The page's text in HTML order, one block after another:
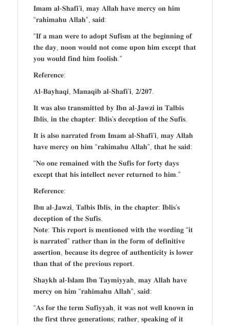
𝐈𝐦𝐚𝐦 𝐚𝐥-𝐒𝐡𝐚𝐟𝐢’𝐢, 𝐦𝐚𝐲 𝐀𝐥𝐥𝐚𝐡 𝐡𝐚𝐯𝐞 𝐦𝐞𝐫𝐜𝐲 𝐨𝐧 𝐡𝐢𝐦
“𝐫𝐚𝐡𝐢𝐦𝐚𝐡𝐮 𝐀𝐥𝐥𝐚𝐡”, 𝐬𝐚𝐢𝐝:
“𝐈𝐟 𝐚 𝐦𝐚𝐧 𝐰𝐞𝐫𝐞 𝐭𝐨 𝐚𝐝𝐨𝐩𝐭 𝐒𝐮𝐟𝐢𝐬𝐦 𝐚𝐭 𝐭𝐡𝐞 𝐛𝐞𝐠𝐢𝐧𝐧𝐢𝐧𝐠 𝐨𝐟
𝐭𝐡𝐞 𝐝𝐚𝐲, 𝐧𝐨𝐨𝐧 𝐰𝐨𝐮𝐥𝐝 𝐧𝐨𝐭 𝐜𝐨𝐦𝐞 𝐮𝐩𝐨𝐧 𝐡𝐢𝐦 𝐞𝐱𝐜𝐞𝐩𝐭 𝐭𝐡𝐚𝐭
𝐲𝐨𝐮 𝐰𝐨𝐮𝐥𝐝 𝐟𝐢𝐧𝐝 𝐡𝐢𝐦 𝐟𝐨𝐨𝐥𝐢𝐬𝐡.”
𝐑𝐞𝐟𝐞𝐫𝐞𝐧𝐜𝐞:
𝐀𝐥-𝐁𝐚𝐲𝐡𝐚𝐪𝐢, 𝐌𝐚𝐧𝐚𝐪𝐢𝐛 𝐚𝐥-𝐒𝐡𝐚𝐟𝐢’𝐢, 𝟐/𝟐𝟎𝟕.
𝐈𝐭 𝐰𝐚𝐬 𝐚𝐥𝐬𝐨 𝐭𝐫𝐚𝐧𝐬𝐦𝐢𝐭𝐭𝐞𝐝 𝐛𝐲 𝐈𝐛𝐧 𝐚𝐥-𝐉𝐚𝐰𝐳𝐢 𝐢𝐧 𝐓𝐚𝐥𝐛𝐢𝐬
𝐈𝐛𝐥𝐢𝐬, 𝐢𝐧 𝐭𝐡𝐞 𝐜𝐡𝐚𝐩𝐭𝐞𝐫: 𝐈𝐛𝐥𝐢𝐬’𝐬 𝐝𝐞𝐜𝐞𝐩𝐭𝐢𝐨𝐧 𝐨𝐟 𝐭𝐡𝐞 𝐒𝐮𝐟𝐢𝐬.
𝐈𝐭 𝐢𝐬 𝐚𝐥𝐬𝐨 𝐧𝐚𝐫𝐫𝐚𝐭𝐞𝐝 𝐟𝐫𝐨𝐦 𝐈𝐦𝐚𝐦 𝐚𝐥-𝐒𝐡𝐚𝐟𝐢’𝐢, 𝐦𝐚𝐲 𝐀𝐥𝐥𝐚𝐡
𝐡𝐚𝐯𝐞 𝐦𝐞𝐫𝐜𝐲 𝐨𝐧 𝐡𝐢𝐦 “𝐫𝐚𝐡𝐢𝐦𝐚𝐡𝐮 𝐀𝐥𝐥𝐚𝐡”, 𝐭𝐡𝐚𝐭 𝐡𝐞 𝐬𝐚𝐢𝐝:
“𝐍𝐨 𝐨𝐧𝐞 𝐫𝐞𝐦𝐚𝐢𝐧𝐞𝐝 𝐰𝐢𝐭𝐡 𝐭𝐡𝐞 𝐒𝐮𝐟𝐢𝐬 𝐟𝐨𝐫 𝐟𝐨𝐫𝐭𝐲 𝐝𝐚𝐲𝐬
𝐞𝐱𝐜𝐞𝐩𝐭 𝐭𝐡𝐚𝐭 𝐡𝐢𝐬 𝐢𝐧𝐭𝐞𝐥𝐥𝐞𝐜𝐭 𝐧𝐞𝐯𝐞𝐫 𝐫𝐞𝐭𝐮𝐫𝐧𝐞𝐝 𝐭𝐨 𝐡𝐢𝐦.”
𝐑𝐞𝐟𝐞𝐫𝐞𝐧𝐜𝐞:
𝐈𝐛𝐧 𝐚𝐥-𝐉𝐚𝐰𝐳𝐢, 𝐓𝐚𝐥𝐛𝐢𝐬 𝐈𝐛𝐥𝐢𝐬, 𝐢𝐧 𝐭𝐡𝐞 𝐜𝐡𝐚𝐩𝐭𝐞𝐫: 𝐈𝐛𝐥𝐢𝐬’𝐬
𝐝𝐞𝐜𝐞𝐩𝐭𝐢𝐨𝐧 𝐨𝐟 𝐭𝐡𝐞 𝐒𝐮𝐟𝐢𝐬.
𝐍𝐨𝐭𝐞: 𝐓𝐡𝐢𝐬 𝐫𝐞𝐩𝐨𝐫𝐭 𝐢𝐬 𝐦𝐞𝐧𝐭𝐢𝐨𝐧𝐞𝐝 𝐰𝐢𝐭𝐡 𝐭𝐡𝐞 𝐰𝐨𝐫𝐝𝐢𝐧𝐠 “𝐢𝐭
𝐢𝐬 𝐧𝐚𝐫𝐫𝐚𝐭𝐞𝐝” 𝐫𝐚𝐭𝐡𝐞𝐫 𝐭𝐡𝐚𝐧 𝐢𝐧 𝐭𝐡𝐞 𝐟𝐨𝐫𝐦 𝐨𝐟 𝐝𝐞𝐟𝐢𝐧𝐢𝐭𝐢𝐯𝐞
𝐚𝐬𝐬𝐞𝐫𝐭𝐢𝐨𝐧, 𝐛𝐞𝐜𝐚𝐮𝐬𝐞 𝐢𝐭𝐬 𝐝𝐞𝐠𝐫𝐞𝐞 𝐨𝐟 𝐚𝐮𝐭𝐡𝐞𝐧𝐭𝐢𝐜𝐢𝐭𝐲 𝐢𝐬 𝐥𝐨𝐰𝐞𝐫
𝐭𝐡𝐚𝐧 𝐭𝐡𝐚𝐭 𝐨𝐟 𝐭𝐡𝐞 𝐩𝐫𝐞𝐯𝐢𝐨𝐮𝐬 𝐫𝐞𝐩𝐨𝐫𝐭.
𝐒𝐡𝐚𝐲𝐤𝐡 𝐚𝐥-𝐈𝐬𝐥𝐚𝐦 𝐈𝐛𝐧 𝐓𝐚𝐲𝐦𝐢𝐲𝐲𝐚𝐡, 𝐦𝐚𝐲 𝐀𝐥𝐥𝐚𝐡 𝐡𝐚𝐯𝐞
𝐦𝐞𝐫𝐜𝐲 𝐨𝐧 𝐡𝐢𝐦 “𝐫𝐚𝐡𝐢𝐦𝐚𝐡𝐮 𝐀𝐥𝐥𝐚𝐡”, 𝐬𝐚𝐢𝐝:
“𝐀𝐬 𝐟𝐨𝐫 𝐭𝐡𝐞 𝐭𝐞𝐫𝐦 𝐒𝐮𝐟𝐢𝐲𝐲𝐚𝐡, 𝐢𝐭 𝐰𝐚𝐬 𝐧𝐨𝐭 𝐰𝐞𝐥𝐥 𝐤𝐧𝐨𝐰𝐧 𝐢𝐧
𝐭𝐡𝐞 𝐟𝐢𝐫𝐬𝐭 𝐭𝐡𝐫𝐞𝐞 𝐠𝐞𝐧𝐞𝐫𝐚𝐭𝐢𝐨𝐧𝐬; 𝐫𝐚𝐭𝐡𝐞𝐫, 𝐬𝐩𝐞𝐚𝐤𝐢𝐧𝐠 𝐨𝐟 𝐢𝐭